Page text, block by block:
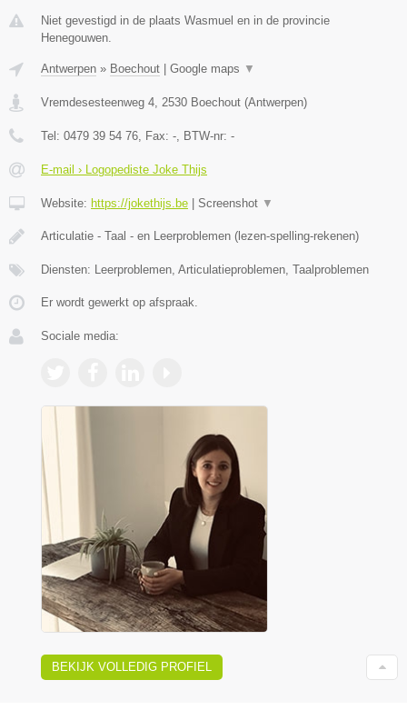
Niet gevestigd in de plaats Wasmuel en in de provincie
Henegouwen.
Antwerpen » Boechout Google maps ▼
Vremdesesteenweg 4, 2530 Boechout (Antwerpen)
Tel: 0479 39 54 76, Fax: -, BTW-nr: -
E-mail › Logopediste Joke Thijs
Website: https://jokethijs.be Screenshot ▼
Articulatie - Taal - en Leerproblemen (lezen-spelling-rekenen)
Diensten: Leerproblemen, Articulatieproblemen, Taalproblemen
Er wordt gewerkt op afspraak.
Sociale media:
BEKIJK VOLLEDIG PROFIEL